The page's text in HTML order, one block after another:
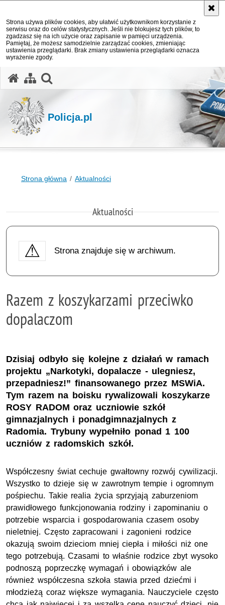
Strona używa plików cookies, aby ułatwić użytkownikom korzystanie z
serwisu oraz do celów statystycznych. Jeśli nie blokujesz tych plików, to
zgadzasz się na ich użycie oraz zapisanie w pamięci urządzenia.
Pamiętaj, że możesz samodzielnie zarządzać cookies, zmieniając
ustawienia przeglądarki. Brak zmiany ustawienia przeglądarki oznacza
wyrażenie zgody.
Policja.pl
Strona główna Aktualności
Aktualności
Strona znajduje się w archiwum.
Razem z koszykarzami przeciwko
dopalaczom
Dzisiaj odbyło się kolejne z działań w ramach
projektu „Narkotyki, dopalacze - ulegniesz,
przepadniesz!” finansowanego przez MSWiA.
Tym razem na boisku rywalizowali koszykarze
ROSY RADOM oraz uczniowie szkół
gimnazjalnych i ponadgimnazjalnych z
Radomia. Trybuny wypełniło ponad 1 100
uczniów z radomskich szkół.
Współczesny świat cechuje gwałtowny rozwój cywilizacji.
Wszystko to dzieje się w zawrotnym tempie i ogromnym
pośpiechu. Takie realia życia sprzyjają zaburzeniom
prawidłowego funkcjonowania rodziny i zapominaniu o
potrzebie wsparcia i gospodarowania czasem osoby
nieletniej. Często zapracowani i zagonieni rodzice
okazują swoim dzieciom mniej ciepła i miłości niż one
tego potrzebują. Czasami to właśnie rodzice zbyt wysoko
podnoszą poprzeczkę wymagań i obowiązków ale
również współczesna szkoła stawia przed dziećmi i
młodzieżą coraz większe wymagania. Nauczyciele często